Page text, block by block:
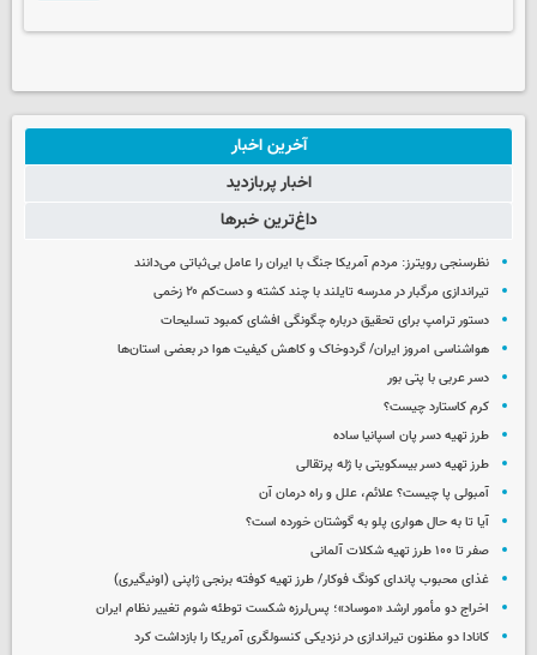
آخرین اخبار
اخبار پربازدید
داغ‌ترین خبرها
نظرسنجی رویترز: مردم آمریکا جنگ با ایران را عامل بی‌ثباتی می‌دانند
تیراندازی مرگبار در مدرسه‌ تایلند با چند کشته و دست‌کم ۲۰ زخمی
دستور ترامپ برای تحقیق درباره چگونگی افشای کمبود تسلیحات
هواشناسی امروز ایران/ گردوخاک و کاهش کیفیت هوا در بعضی استان‌ها
دسر عربی با پتی بور
کرم کاستارد چیست؟
طرز تهیه دسر پان اسپانیا ساده
طرز تهیه دسر بیسکویتی با ژله پرتقالی
آمبولی پا چیست؟ علائم، علل و راه درمان آن
آیا تا به حال هواری پلو به گوشتان خورده است؟
صفر تا ۱۰۰ طرز تهیه شکلات آلمانی
غذای محبوب پاندای کونگ فوکار/ طرز تهیه کوفته برنجی ژاپنی (اونیگیری)
اخراج دو مأمور ارشد «موساد»؛ پس‌لرزه شکست توطئه شوم تغییر نظام ایران
کانادا دو مظنون تیراندازی در نزدیکی کنسولگری آمریکا را بازداشت کرد